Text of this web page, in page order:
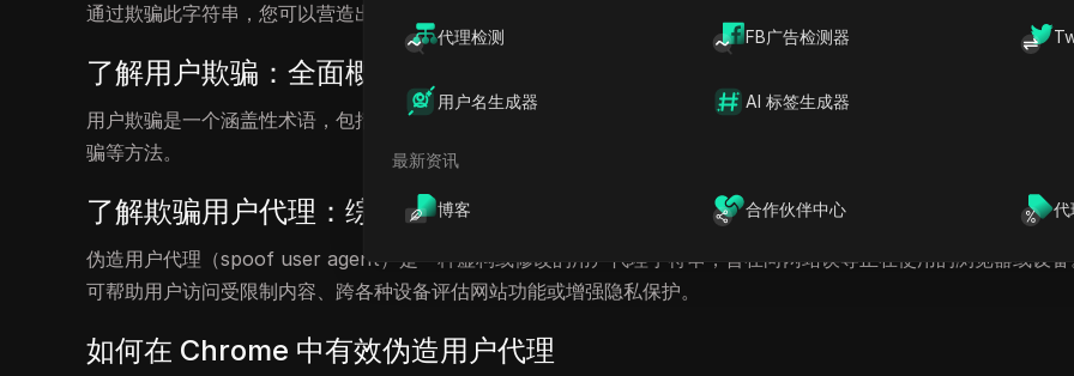
代理检测 FB广告检测器
用户名生成器 AI 标签生成器
最新资讯
博客 合作伙伴中心 代
通过欺骗此字符串，您可以营造出请求源自不同浏览器或设备的假象。
了解用户欺骗：全面概述
用户欺骗是一个涵盖性术语，包括用户代理欺骗以及其他各种隐藏或伪造用户身份的技术。这可能涉及IP地址欺骗、
骗等方法。
了解欺骗用户代理：综合指南
伪造用户代理（spoof user agent）是一种虚构或修改的用户代理字符串，旨在向网站误导正在使用的浏览器或设备
可帮助用户访问受限制内容、跨各种设备评估网站功能或增强隐私保护。
如何在 Chrome 中有效伪造用户代理